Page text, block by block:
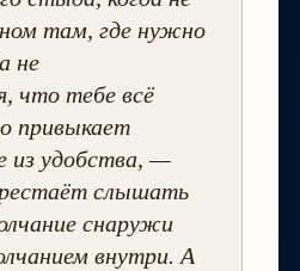
там, где нужно
не
что тебе всё
привыкает
из удобства, —
слышать
снаружи
внутри. А